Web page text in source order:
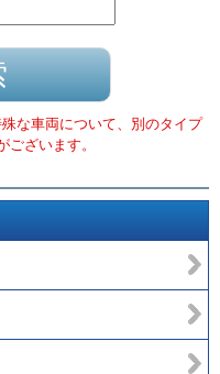
な車両について、別のタイプ
ざいます。